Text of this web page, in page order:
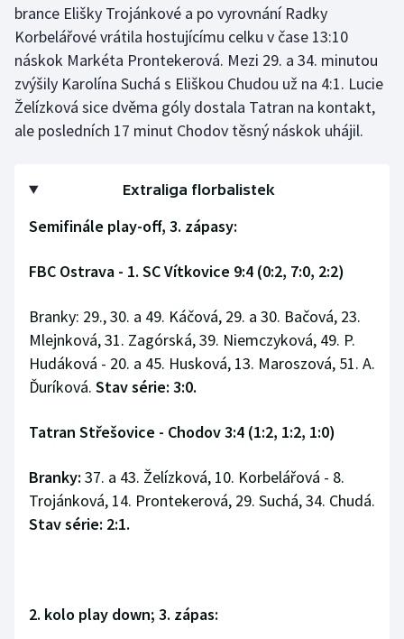
Stolní tenis
Triatlon
Veslování
Vodní slalom
Volejbal
Ostatní
brance Elišky Trojánkové a po vyrovnání Radky
Korbelářové vrátila hostujícímu celku v čase 13:10
náskok Markéta Prontekerová. Mezi 29. a 34. minutou
zvýšily Karolína Suchá s Eliškou Chudou už na 4:1. Lucie
Želízková sice dvěma góly dostala Tatran na kontakt,
ale posledních 17 minut Chodov těsný náskok uhájil.
Extraliga florbalistek
Semifinále play-off, 3. zápasy:
FBC Ostrava - 1. SC Vítkovice 9:4 (0:2, 7:0, 2:2)
Branky: 29., 30. a 49. Káčová, 29. a 30. Bačová, 23.
Mlejnková, 31. Zagórská, 39. Niemczyková, 49. P.
Hudáková - 20. a 45. Husková, 13. Maroszová, 51. A.
Ďuríková. Stav série: 3:0.
Tatran Střešovice - Chodov 3:4 (1:2, 1:2, 1:0)
Branky: 37. a 43. Želízková, 10. Korbelářová - 8.
Trojánková, 14. Prontekerová, 29. Suchá, 34. Chudá.
Stav série: 2:1.
2. kolo play down; 3. zápas: